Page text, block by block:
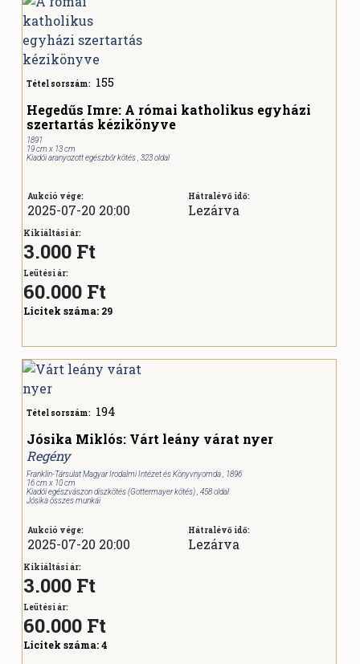
Tétel sorszám: 155
Hegedűs Imre: A római katholikus egyházi
szertartás kézikönyve
1891
19 cm x 13 cm
Kiadói aranyozott egészbőr kötés , 323 oldal
Aukció vége:
2025-07-20 20:00
Hátralévő idő:
Lezárva
Kikiáltási ár:
3.000 Ft
Leütési ár:
60.000 Ft
Licitek száma: 29
Tétel sorszám: 194
Jósika Miklós: Várt leány várat nyer
Regény
Franklin-Társulat Magyar Irodalmi Intézet és Könyvnyomda , 1896
16 cm x 10 cm
Kiadói egészvászon díszkötés (Gottermayer kötés) , 458 oldal
Jósika összes munkái
Aukció vége:
2025-07-20 20:00
Hátralévő idő:
Lezárva
Kikiáltási ár:
3.000 Ft
Leütési ár:
60.000 Ft
Licitek száma:4